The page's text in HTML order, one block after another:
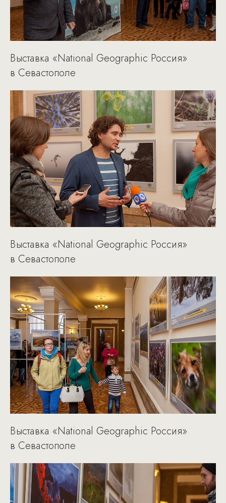
Выставка «National Geographic Россия»
в Севастополе
Выставка «National Geographic Россия»
в Севастополе
Выставка «National Geographic Россия»
в Севастополе